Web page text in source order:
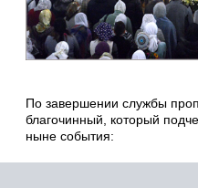
По завершении службы
благочинный, который
ныне события: